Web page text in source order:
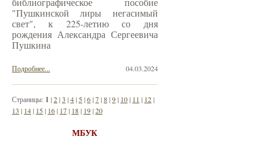
"Пушкинской лиры негасимый
свет", к 225-летию со дня
рождения Александра Сергеевича
Пушкина
04.03.2024
Подробнее...
Страницы: 1 |2|3 |4| 5|6|7|8|9| 10| 11 | 12|
13 | 14| 15| 16| 17| 18| 19|20
МБУК